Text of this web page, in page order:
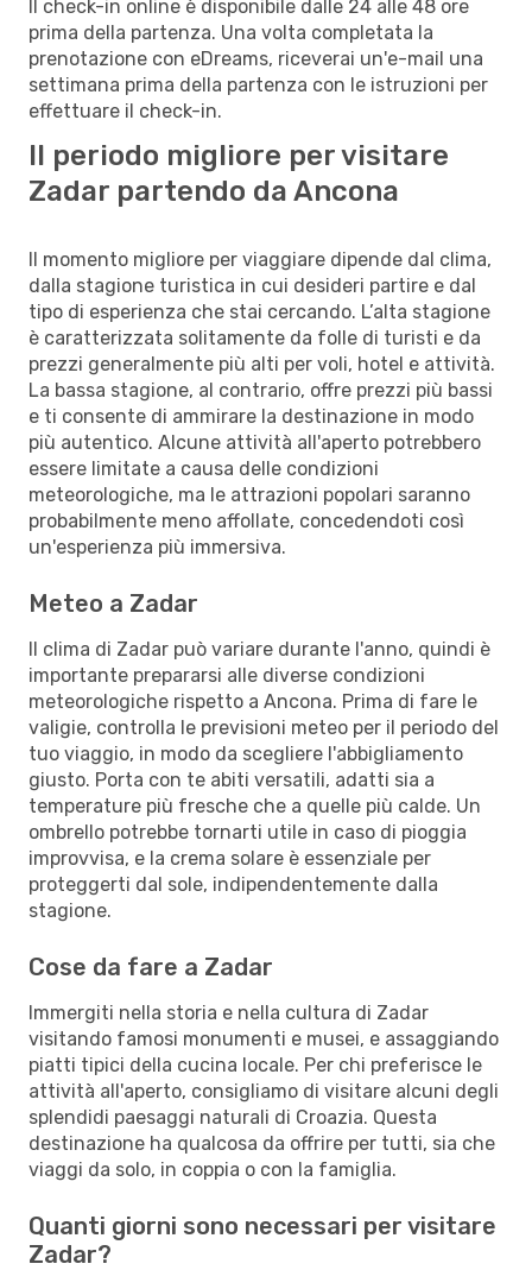
Il check-in online è disponibile dalle 24 alle 48 ore
prima della partenza. Una volta completata la
prenotazione con eDreams, riceverai un'e-mail una
settimana prima della partenza con le istruzioni per
effettuare il check-in.
Il periodo migliore per visitare
Zadar partendo da Ancona
Il momento migliore per viaggiare dipende dal clima,
dalla stagione turistica in cui desideri partire e dal
tipo di esperienza che stai cercando. L’alta stagione
è caratterizzata solitamente da folle di turisti e da
prezzi generalmente più alti per voli, hotel e attività.
La bassa stagione, al contrario, offre prezzi più bassi
e ti consente di ammirare la destinazione in modo
più autentico. Alcune attività all'aperto potrebbero
essere limitate a causa delle condizioni
meteorologiche, ma le attrazioni popolari saranno
probabilmente meno affollate, concedendoti così
un'esperienza più immersiva.
Meteo a Zadar
Il clima di Zadar può variare durante l'anno, quindi è
importante prepararsi alle diverse condizioni
meteorologiche rispetto a Ancona. Prima di fare le
valigie, controlla le previsioni meteo per il periodo del
tuo viaggio, in modo da scegliere l'abbigliamento
giusto. Porta con te abiti versatili, adatti sia a
temperature più fresche che a quelle più calde. Un
ombrello potrebbe tornarti utile in caso di pioggia
improvvisa, e la crema solare è essenziale per
proteggerti dal sole, indipendentemente dalla
stagione.
Cose da fare a Zadar
Immergiti nella storia e nella cultura di Zadar
visitando famosi monumenti e musei, e assaggiando
piatti tipici della cucina locale. Per chi preferisce le
attività all'aperto, consigliamo di visitare alcuni degli
splendidi paesaggi naturali di Croazia. Questa
destinazione ha qualcosa da offrire per tutti, sia che
viaggi da solo, in coppia o con la famiglia.
Quanti giorni sono necessari per visitare
Zadar?